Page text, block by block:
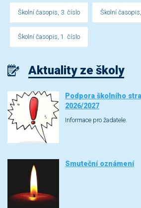
Školní časopis, 3. číslo Školní
Školní časopis, 1. číslo
Aktuality ze školy
Podpora školního
2026/2027
Informace pro žadatele.
Smuteční oznámení